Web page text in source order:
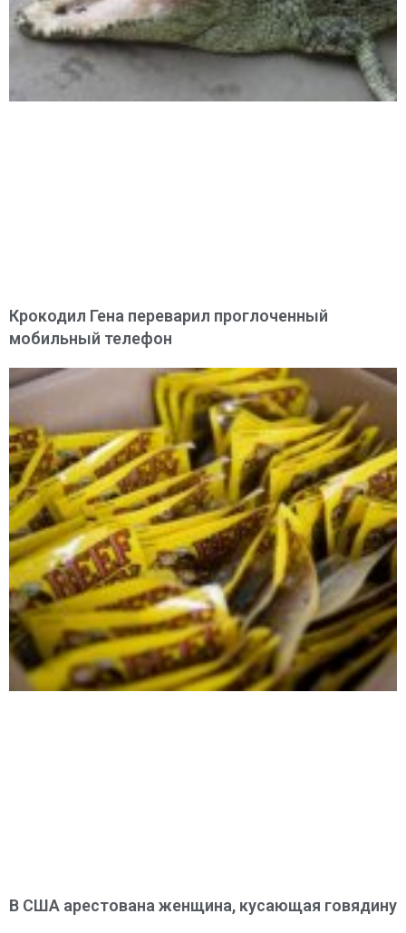
Крокодил Гена переварил проглоченный
мобильный телефон
В США арестована женщина, кусающая говядину